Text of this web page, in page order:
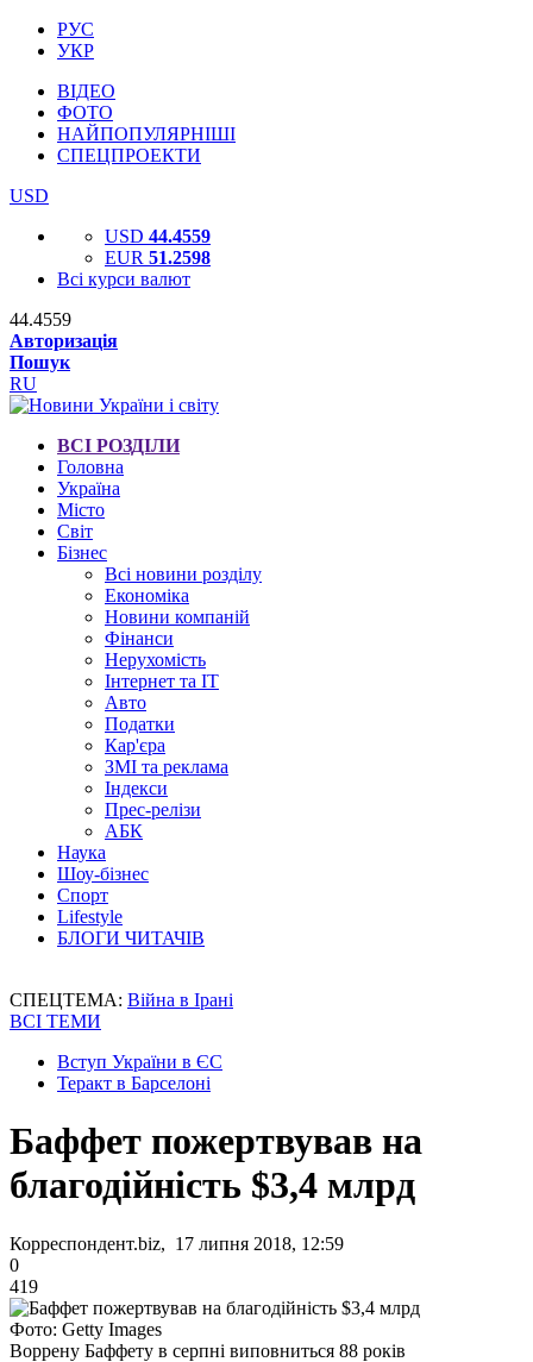
РУС
УКР
ВІДЕО
ФОТО
НАЙПОПУЛЯРНІШІ
СПЕЦПРОЕКТИ
USD
USD 44.4559
EUR 51.2598
Всі курси валют
44.4559
Авторизація
Пошук
RU
ВСІ РОЗДІЛИ
Головна
Україна
Місто
Світ
Бізнес
Всі новини розділу
Економіка
Новини компаній
Фінанси
Нерухомість
Інтернет та IT
Авто
Податки
Кар'єра
ЗМІ та реклама
Індекси
Прес-релізи
АБК
Наука
Шоу-бізнес
Спорт
Lifestyle
БЛОГИ ЧИТАЧІВ
СПЕЦТЕМА: Війна в Ірані
ВСІ ТЕМИ
Вступ України в ЄС
Теракт в Барселоні
Баффет пожертвував на
благодійність $3,4 млрд
Корреспондент.biz, 17 липня 2018, 12:59
0
419
Фото: Getty Images
Воррену Баффету в серпні виповниться 88 років